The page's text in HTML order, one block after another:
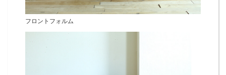
フロントフォルム